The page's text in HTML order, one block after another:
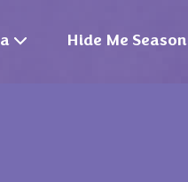
Hide Me Season